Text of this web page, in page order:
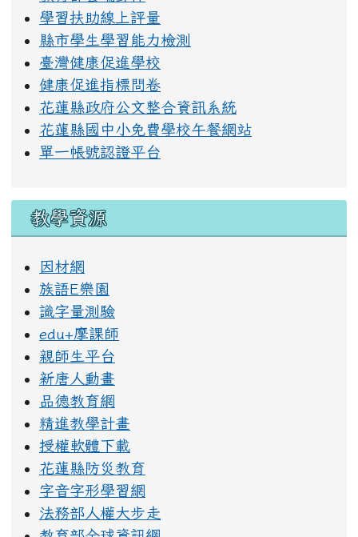
學習扶助線上評量
縣市學生學習能力檢測
臺灣健康促進學校
健康促進指標問卷
花蓮縣政府公文整合資訊系統
花蓮縣國中小免費學校午餐網站
單一帳號認證平台
教學資源
因材網
族語E樂園
識字量測驗
edu+摩課師
親師生平台
新唐人動畫
品德教育網
精進教學計畫
授權軟體下載
花蓮縣防災教育
字音字形學習網
法務部人權大步走